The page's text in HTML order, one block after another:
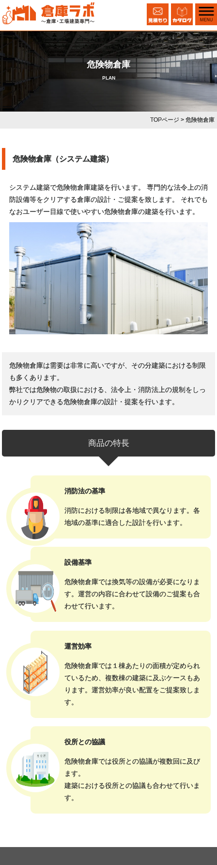
危険物倉庫
PLAN
TOPページ > 危険物倉庫
危険物倉庫（システム建築）
システム建築で危険物倉庫建築を行います。 専門的な法令上の消
防設備等をクリアする倉庫の設計・ご提案を致します。 それでも
なおユーザー目線で使いやすい危険物倉庫の建築を行います。
危険物倉庫は需要は非常に高いですが、その分建築における制限
も多くあります。
弊社では危険物の取扱における、法令上・消防法上の規制をしっ
かりクリアできる危険物倉庫の設計・提案を行います。
商品の特長
消防法の基準
消防における制限は各地域で異なります。各
地域の基準に適合した設計を行います。
設備基準
危険物倉庫では換気等の設備が必要になりま
す。運営の内容に合わせて設備のご提案も合
わせて行います。
運営効率
危険物倉庫では１棟あたりの面積が定められ
ているため、複数棟の建築に及ぶケースもあ
ります。運営効率が良い配置をご提案致しま
す。
役所との協議
危険物倉庫では役所との協議が複数回に及び
ます。
建築における役所との協議も合わせて行いま
す。